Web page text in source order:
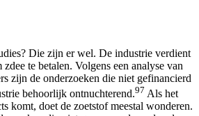
Die zijn er wel. De industrie verdient
te betalen. Volgens een analyse van
zijn de onderzoeken die niet gefinancierd
behoorlijk ontnuchterend.97 Als het
komt, doet de zoetstof meestal wonderen.